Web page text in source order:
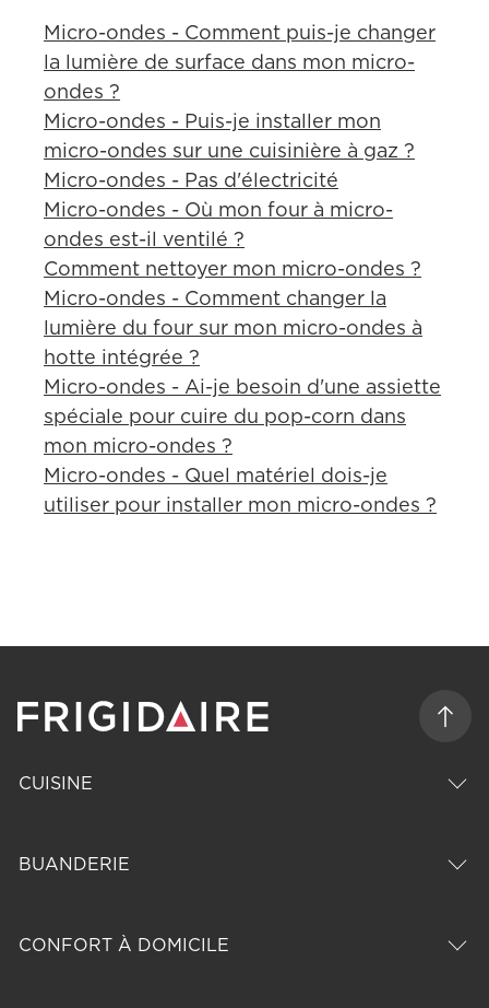
Micro-ondes - Comment puis-je changer
la lumière de surface dans mon micro-
ondes ?
Micro-ondes - Puis-je installer mon
micro-ondes sur une cuisinière à gaz ?
Micro-ondes - Pas d'électricité
Micro-ondes - Où mon four à micro-
ondes est-il ventilé ?
Comment nettoyer mon micro-ondes ?
Micro-ondes - Comment changer la
lumière du four sur mon micro-ondes à
hotte intégrée ?
Micro-ondes - Ai-je besoin d'une assiette
spéciale pour cuire du pop-corn dans
mon micro-ondes ?
Micro-ondes - Quel matériel dois-je
utiliser pour installer mon micro-ondes ?
CUISINE
BUANDERIE
CONFORT À DOMICILE